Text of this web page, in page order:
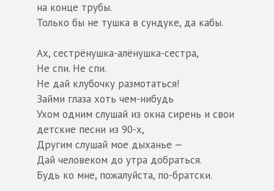
на конце трубы.
Только бы не тушка в сундуке, да кабы.
Ах, сестрёнушка-алёнушка-сестра,
Не спи. Не спи.
Не дай клубочку размотаться!
Займи глаза хоть чем-нибудь
Ухом одним слушай из окна сирень и свои
детские песни из 90-х,
Другим слушай мое дыханье —
Дай человеком до утра добраться.
Будь ко мне, пожалуйста, по-братски.